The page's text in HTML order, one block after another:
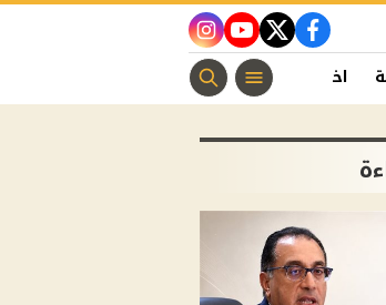
facebook
twitter
youtube
instagram
اخبار الفن منوعات مسيحية